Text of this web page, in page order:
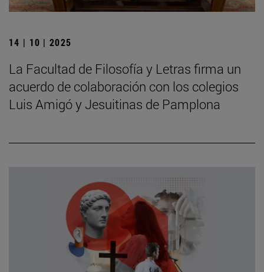
14 | 10 | 2025
La Facultad de Filosofía y Letras firma un
acuerdo de colaboración con los colegios
Luis Amigó y Jesuitinas de Pamplona